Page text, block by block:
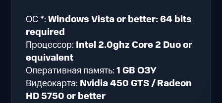
ОС *:Windows Vista or better: 64 bits
required
Процессор: Intel 2.0ghz Core 2 Duo or
equivalent
Оперативная память:1 GB ОЗУ
Видеокарта: Nvidia 450 GTS / Radeon
HD 5750 or better